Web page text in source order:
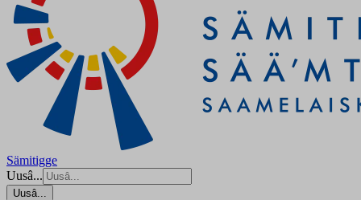
Sämitigge
Uusâ...
Uusâ...